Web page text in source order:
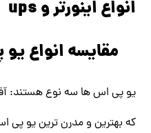
انواع اینورتر و ups
مقایسه انواع
یو پی اس ها سه نوع هستند:
که بهترین و مدرن ترین یو پی